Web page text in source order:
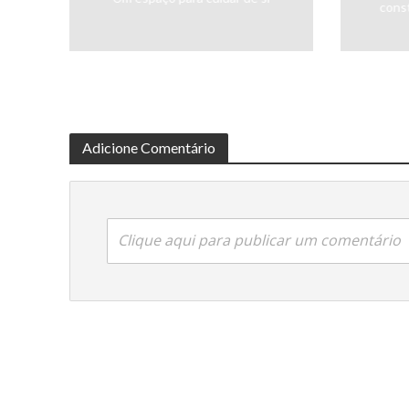
Adicione Comentário
Clique aqui para publicar um comentário